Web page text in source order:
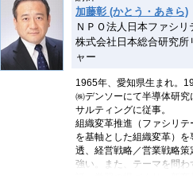
加藤彰 (かとう・あきら)
ＮＰＯ法人日本ファシ
株式会社日本総合研究
ャー
1965年、愛知県生まれ。
㈱デンソーにて半導体研
サルティングに従事。
組織変革推進（ファシリテ
を基軸とした組織変革）
透、経営戦略／営業戦略
強い。また、テーマを問
話・学習の場づくり、新